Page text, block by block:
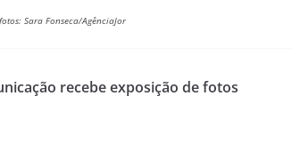
Sara Fonseca/AgênciaJor
recebe exposição de fotos